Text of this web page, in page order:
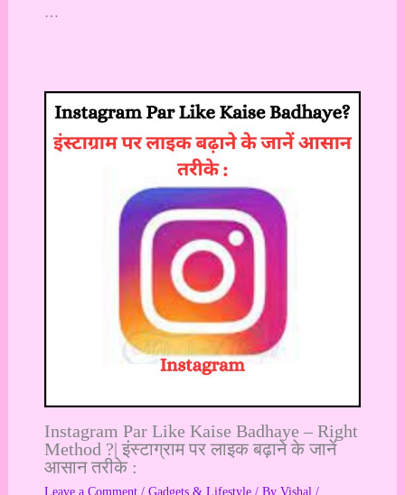
…
Instagram Par Like Kaise Badhaye – Right
Method ?| इंस्टाग्राम पर लाइक बढ़ाने के जानें
आसान तरीके :
Leave a Comment / Gadgets & Lifestyle/ By Vishal /